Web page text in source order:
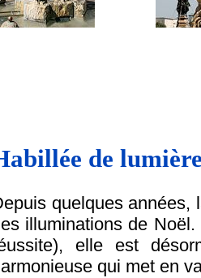
de
quelques années,
illuminations de
elle est
qui met en